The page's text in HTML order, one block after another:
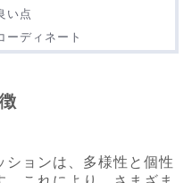
い点
ーディネート
ションは、多様性と個性